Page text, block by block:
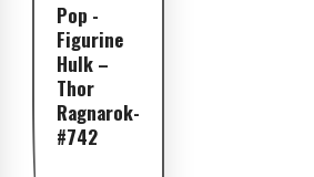
Pop -
Figurine
Hulk –
Thor
Ragnarok-
#742